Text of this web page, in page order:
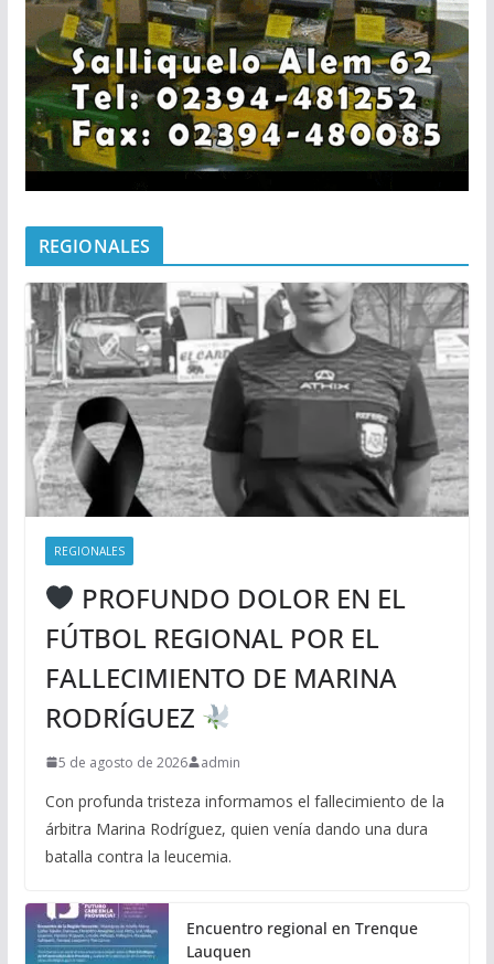
REGIONALES
REGIONALES
PROFUNDO DOLOR EN EL
FÚTBOL REGIONAL POR EL
FALLECIMIENTO DE MARINA
RODRÍGUEZ
5 de agosto de 2026 admin
Con profunda tristeza informamos el fallecimiento de la
árbitra Marina Rodríguez, quien venía dando una dura
batalla contra la leucemia.
Encuentro regional en Trenque
Lauquen